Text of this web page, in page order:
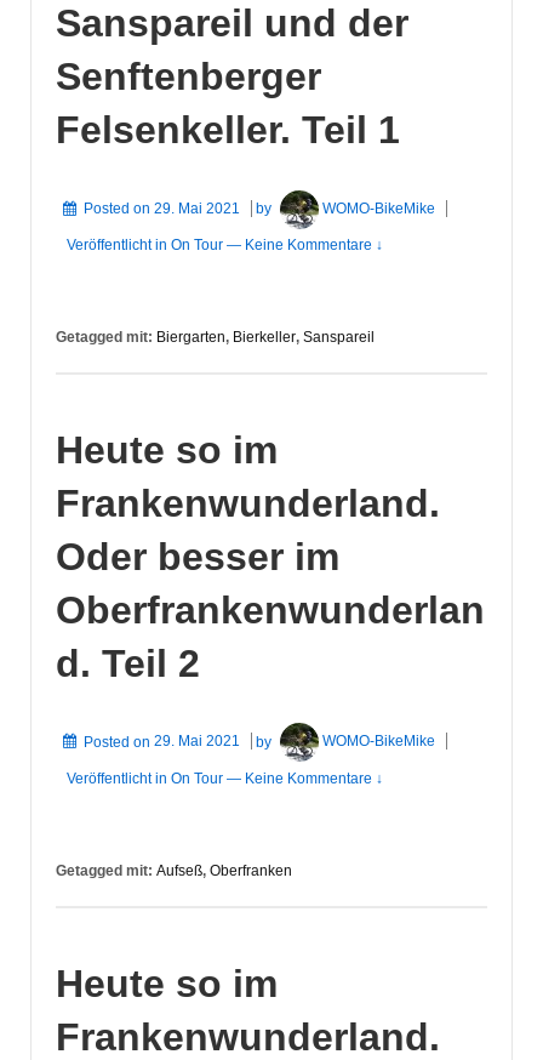
Sanspareil und der
Senftenberger
Felsenkeller. Teil 1
Posted on 29. Mai 2021 by WOMO-BikeMike
Veröffentlicht in On Tour — Keine Kommentare ↓
Getagged mit: Biergarten, Bierkeller, Sanspareil
Heute so im
Frankenwunderland.
Oder besser im
Oberfrankenwunderlan
d. Teil 2
Posted on 29. Mai 2021 by WOMO-BikeMike
Veröffentlicht in On Tour — Keine Kommentare ↓
Getagged mit: Aufseß, Oberfranken
Heute so im
Frankenwunderland.